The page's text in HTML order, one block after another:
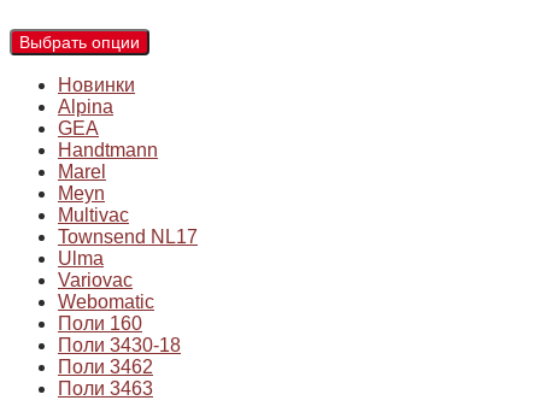
Выбрать опции
Новинки
Alpina
GEA
Handtmann
Marel
Meyn
Multivac
Townsend NL17
Ulma
Variovac
Webomatic
Поли 160
Поли 3430-18
Поли 3462
Поли 3463